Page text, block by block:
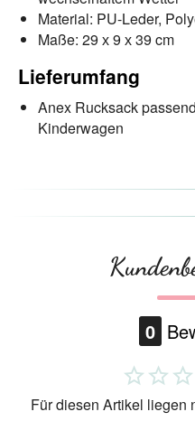
Material: PU-Leder,
Maße: 29 х 9 х 39 cm
Lieferumfang
Anex Rucksack
Kinderwagen
0
Für diesen Artikel liegen